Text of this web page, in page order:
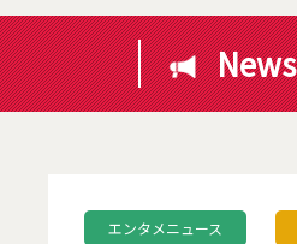
News
エンタメニュース